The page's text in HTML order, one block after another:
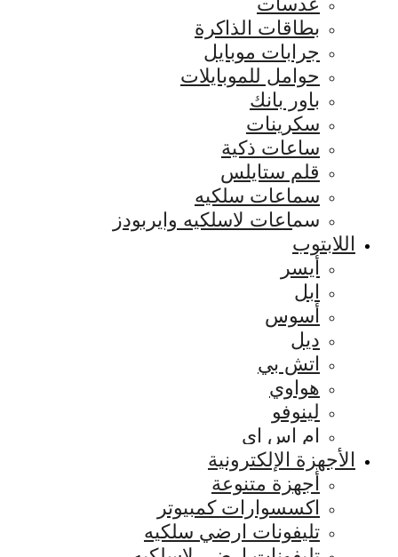
بطاقات الذاكرة
جرابات موبايل
حوامل للموبايلات
باور بانك
سكرينات
ساعات ذكية
قلم ستايلس
سماعات سلكيه
سماعات لاسلكيه وايربودز
اللابتوب
أيسر
ابل
أسوس
ديل
اتش بي
هواوي
لينوفو
ام اس اي
الأجهزة الإلكترونية
أجهزة متنوعة
اكسسوارات كمبيوتر
تليفونات ارضي سلكيه